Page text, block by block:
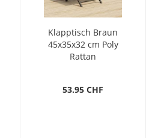
Klapptisch Braun
45x35x32 cm Poly
Rattan
53.95 CHF